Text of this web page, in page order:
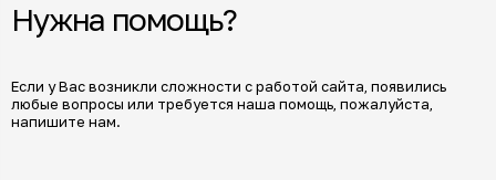
Нужна помощь?
Если у Вас возникли сложности с работой сайта, появились
любые вопросы или требуется наша помощь, пожалуйста,
напишите нам.